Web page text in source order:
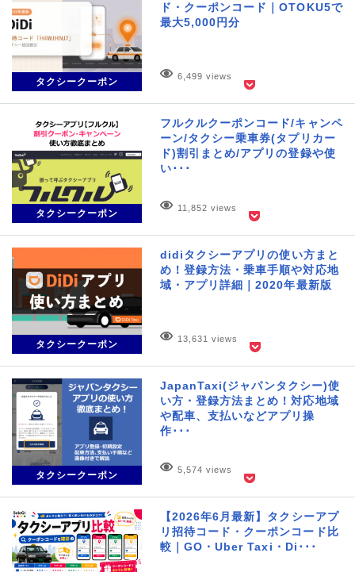
タクシークーポン
ド・クーポンコード｜OTOKU5で
最大5,000円分
6,499 views
タクシークーポン
フルクルクーポンコード/キャンペ
ーン/タクシー乗車券(タプリカー
ド)割引まとめ/アプリの登録や使
い･･･
11,852 views
タクシークーポン
didiタクシーアプリの使い方まと
め！登録方法・乗車手順や対応地
域・アプリ詳細｜2020年最新版
13,631 views
タクシークーポン
JapanTaxi(ジャパンタクシー)使
い方・登録方法まとめ！対応地域
や配車、支払いなどアプリ操
作･･･
5,574 views
【2026年6月最新】タクシーアプ
リ招待コード・クーポンコード比
較｜GO・Uber Taxi・Di･･･